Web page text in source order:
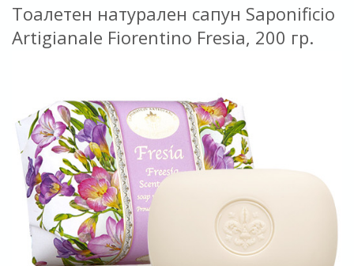
Тоалетен натурален сапун Saponificio
Artigianale Fiorentino Fresia, 200 гр.